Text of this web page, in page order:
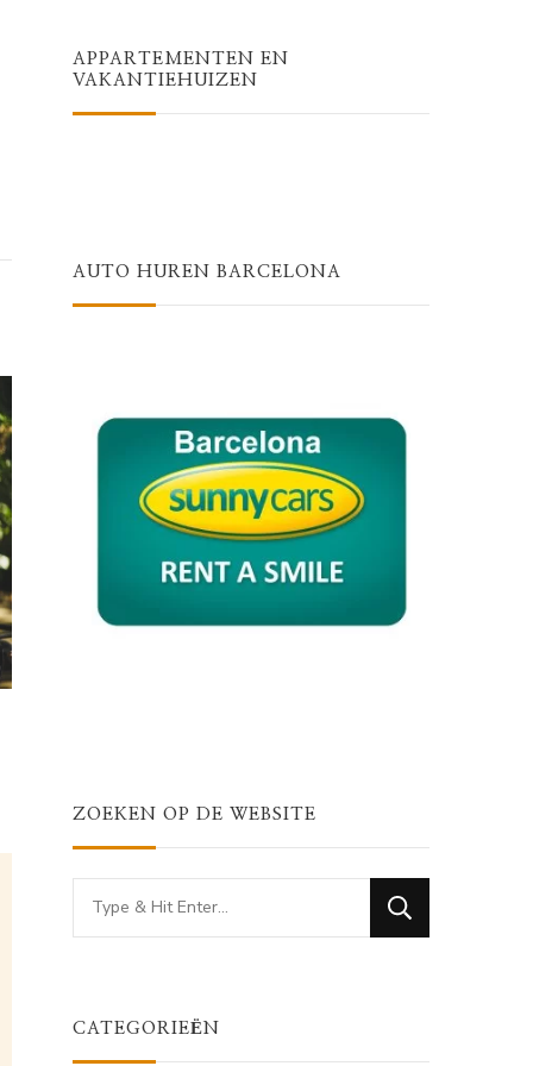
APPARTEMENTEN EN
VAKANTIEHUIZEN
AUTO HUREN BARCELONA
ZOEKEN OP DE WEBSITE
Looking
for
CATEGORIEËN